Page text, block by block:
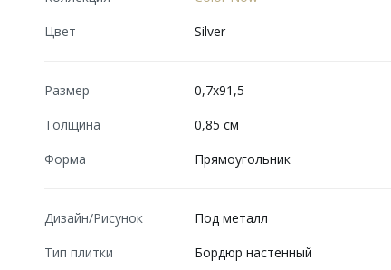
Цвет
Silver
Размер
0,7x91,5
Толщина
0,85 см
Форма
Прямоугольник
Дизайн/Рисунок
Под металл
Тип плитки
Бордюр настенный